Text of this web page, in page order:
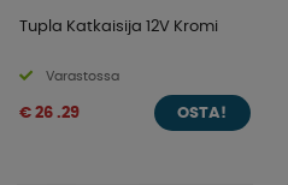
Tupla Katkaisija 12V Kromi
Varastossa
€ 26 .29 OSTA!